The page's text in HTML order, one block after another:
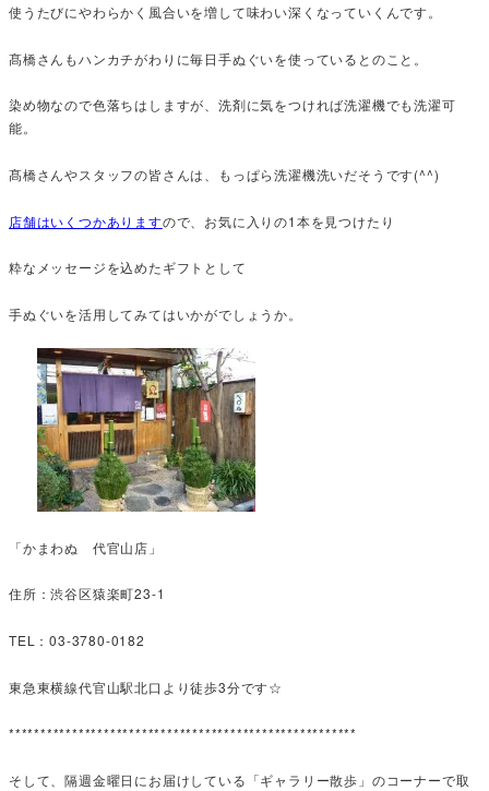
使うたびにやわらかく風合いを増して味わい深くなっていくんです。
髙橋さんもハンカチがわりに毎日手ぬぐいを使っているとのこと。
染め物なので色落ちはしますが、洗剤に気をつければ洗濯機でも洗濯可
能。
髙橋さんやスタッフの皆さんは、もっぱら洗濯機洗いだそうです(^^)
店舗はいくつかありますので、お気に入りの1本を見つけたり
粋なメッセージを込めたギフトとして
手ぬぐいを活用してみてはいかがでしょうか。
「かまわぬ 代官山店」
住所：渋谷区猿楽町23-1
TEL：03-3780-0182
東急東横線代官山駅北口より徒歩3分です☆
*******************************************************
そして、隔週金曜日にお届けしている「ギャラリー散歩」のコーナーで取